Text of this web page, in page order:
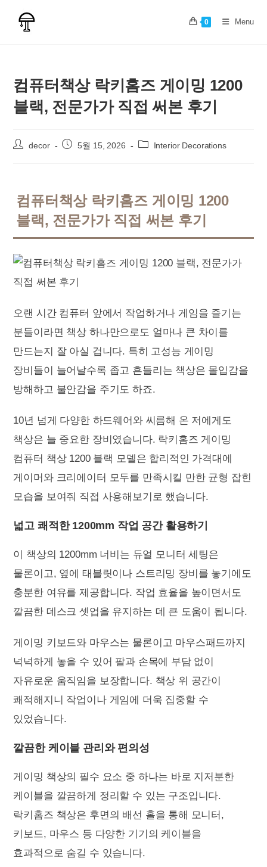
0 Menu
컴퓨터책상 락키홈즈 게이밍 1200
블랙, 전문가가 직접 써본 후기
Postdecor
Post 5월 15, 2026
Post Interior Decorations
컴퓨터책상 락키홈즈 게이밍 1200
블랙, 전문가가 직접 써본 후기
오랜 시간 컴퓨터 앞에서 작업하거나 게임을 즐기는
분들이라면 책상 하나만으로도 얼마나 큰 차이를
만드는지 잘 아실 겁니다. 특히 고성능 게이밍
장비들이 늘어날수록 좁고 흔들리는 책상은 몰입감을
방해하고 불안감을 주기도 하죠.
10년 넘게 다양한 하드웨어와 씨름해 온 저에게도
책상은 늘 중요한 장비였습니다. 락키홈즈 게이밍
컴퓨터 책상 1200 블랙 모델은 합리적인 가격대에
게이머와 크리에이터 모두를 만족시킬 만한 균형 잡힌
모습을 보여줘 직접 사용해보기로 했습니다.
넓고 쾌적한 1200mm 작업 공간 활용하기
이 책상의 1200mm 너비는 듀얼 모니터 세팅은
물론이고, 옆에 태블릿이나 스트리밍 장비를 놓기에도
충분한 여유를 제공합니다. 작업 효율을 높이면서도
깔끔한 데스크 셋업을 유지하는 데 큰 도움이 됩니다.
게이밍 키보드와 마우스는 물론이고 마우스패드까지
넉넉하게 놓을 수 있어 팔과 손목에 부담 없이
자유로운 움직임을 보장합니다. 책상 위 공간이
쾌적해지니 작업이나 게임에 더욱 집중할 수
있었습니다.
깔끔한 케이블 관리와 편의성
게이밍 책상의 필수 요소 중 하나는 바로 지저분한
케이블을 깔끔하게 정리할 수 있는 구조입니다.
락키홈즈 책상은 후면의 배선 홀을 통해 모니터,
키보드, 마우스 등 다양한 기기의 케이블을
효과적으로 숨길 수 있습니다.